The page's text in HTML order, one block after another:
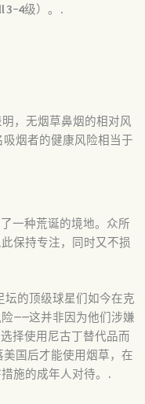
3–4级）。.
，无烟草鼻烟的相对风
烟者的健康风险相当于
一种荒诞的境地。众所
保持专注，同时又不损
坛的顶级球星们如今在克
——这并非因为他们涉嫌
择使用尼古丁替代品而
国后才能使用烟草，在
施的成年人对待。.